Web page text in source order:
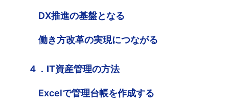
DX推進の基盤となる
働き方改革の実現につながる
４．IT資産管理の方法
Excelで管理台帳を作成する